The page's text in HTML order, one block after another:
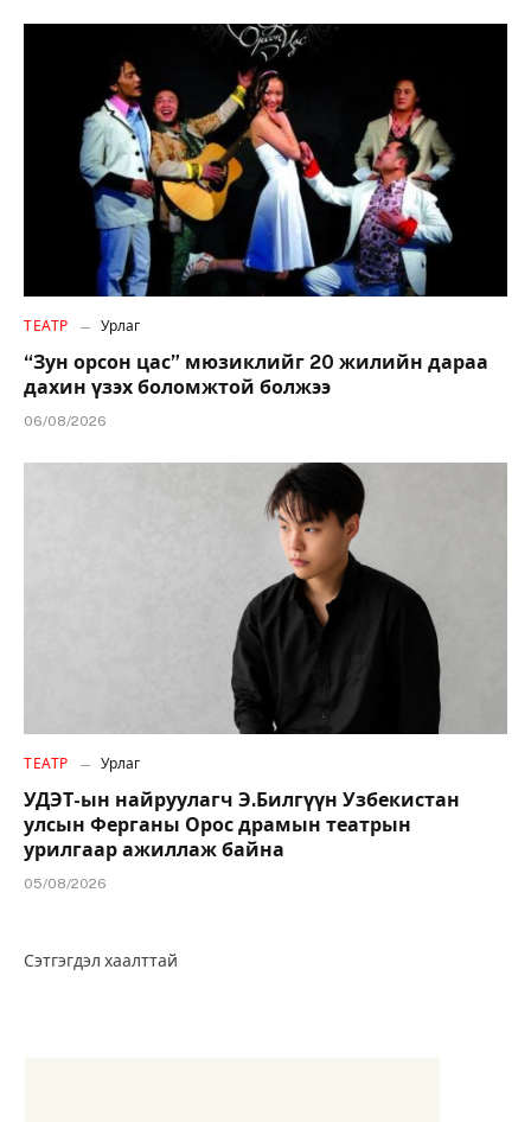
ТЕАТР Урлаг
“Зун орсон цас” мюзиклийг 20 жилийн дараа
дахин үзэх боломжтой болжээ
06/08/2026
ТЕАТР Урлаг
УДЭТ-ын найруулагч Э.Билгүүн Узбекистан
улсын Ферганы Орос драмын театрын
урилгаар ажиллаж байна
05/08/2026
Сэтгэгдэл хаалттай